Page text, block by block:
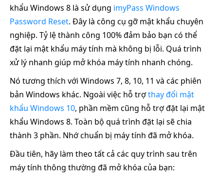
khẩu Windows 8 là sử dụng imyPass Windows
Password Reset. Đây là công cụ gỡ mật khẩu chuyên
nghiệp. Tỷ lệ thành công 100% đảm bảo bạn có thể
đặt lại mật khẩu máy tính mà không bị lỗi. Quá trình
xử lý nhanh giúp mở khóa máy tính nhanh chóng.
Nó tương thích với Windows 7, 8, 10, 11 và các phiên
bản Windows khác. Ngoài việc hỗ trợthay đổi mật
khẩu Windows 10, phần mềm cũng hỗ trợ đặt lại mật
khẩu Windows 8. Toàn bộ quá trình đặt lại sẽ chia
thành 3 phần. Nhớ chuẩn bị máy tính đã mở khóa.
Đầu tiên, hãy làm theo tất cả các quy trình sau trên
máy tính thông thường đã mở khóa của bạn: